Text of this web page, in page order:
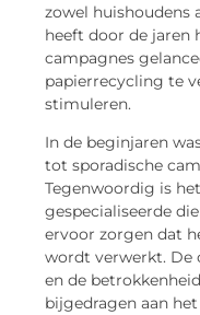
zowel huishoudens
heeft door de jaren
campagnes
papierrecycling te
stimuleren.
In de beginjaren
tot sporadische
Tegenwoordig is
gespecialiseerde
ervoor zorgen dat
wordt verwerkt. De
en de
bijgedragen aan